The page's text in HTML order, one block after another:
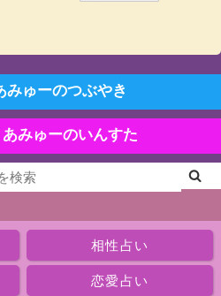
ゅーのつぶやき
みゅーのいんすた
相性占い
恋愛占い